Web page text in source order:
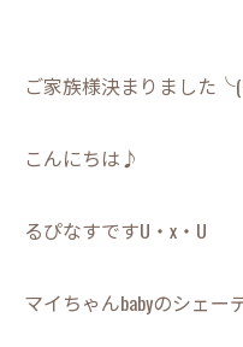
ご家族様決まりまし
こんにちは♪
るぴなすですU・x・U
マイちゃんbabyのシェー